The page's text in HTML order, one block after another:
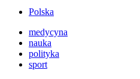
Polska
medycyna
nauka
polityka
sport